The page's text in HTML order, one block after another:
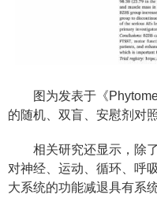
图为发表于《
的随机、双盲、安慰剂对
相关研究还显示，除了
对神经、运动、循环、呼
大系统的功能减退具有系